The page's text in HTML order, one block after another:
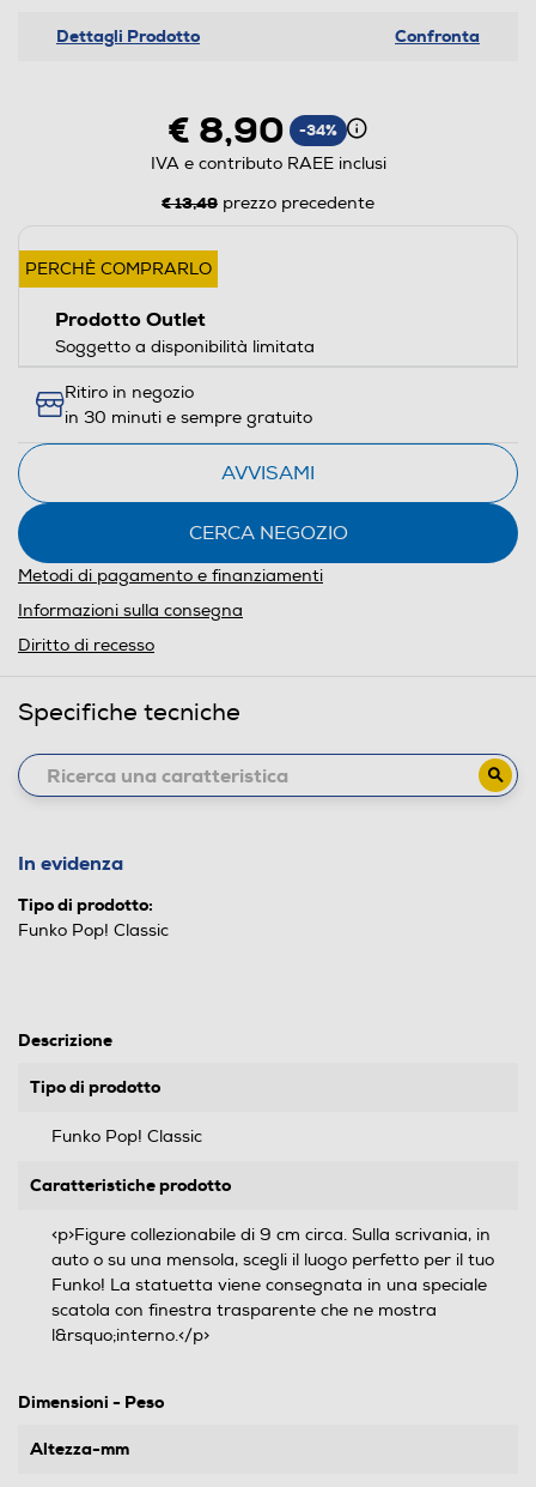
Dettagli Prodotto Confronta
€ 8,90 -34%
IVA e contributo RAEE inclusi
€ 13,49 prezzo precedente
PERCHÈ COMPRARLO
Prodotto Outlet
Soggetto a disponibilità limitata
Ritiro in negozio
in 30 minuti e sempre gratuito
AVVISAMI
CERCA NEGOZIO
Metodi di pagamento e finanziamenti
Informazioni sulla consegna
Diritto di recesso
Specifiche tecniche
In evidenza
Tipo di prodotto:
Funko Pop! Classic
Descrizione
Tipo di prodotto
Funko Pop! Classic
Caratteristiche prodotto
<p>Figure collezionabile di 9 cm circa. Sulla scrivania, in
auto o su una mensola, scegli il luogo perfetto per il tuo
Funko! La statuetta viene consegnata in una speciale
scatola con finestra trasparente che ne mostra
l&rsquo;interno.</p>
Dimensioni - Peso
Altezza-mm